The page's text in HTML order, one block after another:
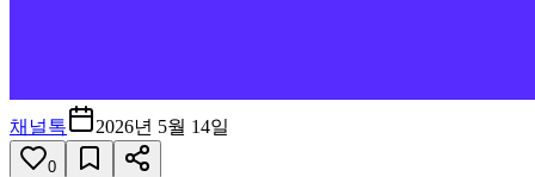
채널톡 2026년 5월 14일
0